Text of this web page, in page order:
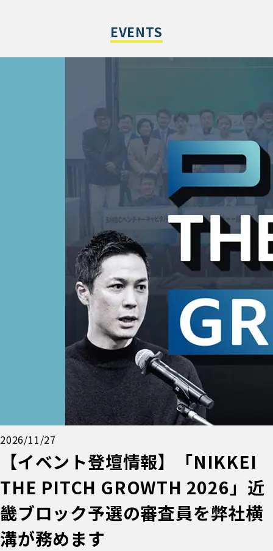
EVENTS
2026/11/27
【イベント登壇情報】「NIKKEI
THE PITCH GROWTH 2026」近
畿ブロック予選の審査員を弊社横
溝が務めます